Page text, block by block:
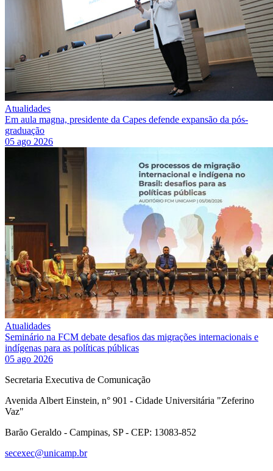
Atualidades
Em aula magna, presidente da Capes defende expansão da pós-
graduação
05 ago 2026
Atualidades
Seminário na FCM debate desafios das migrações internacionais e
indígenas para as políticas públicas
05 ago 2026
Secretaria Executiva de Comunicação
Avenida Albert Einstein, n° 901 - Cidade Universitária "Zeferino
Vaz"
Barão Geraldo - Campinas, SP - CEP: 13083-852
secexec@unicamp.br